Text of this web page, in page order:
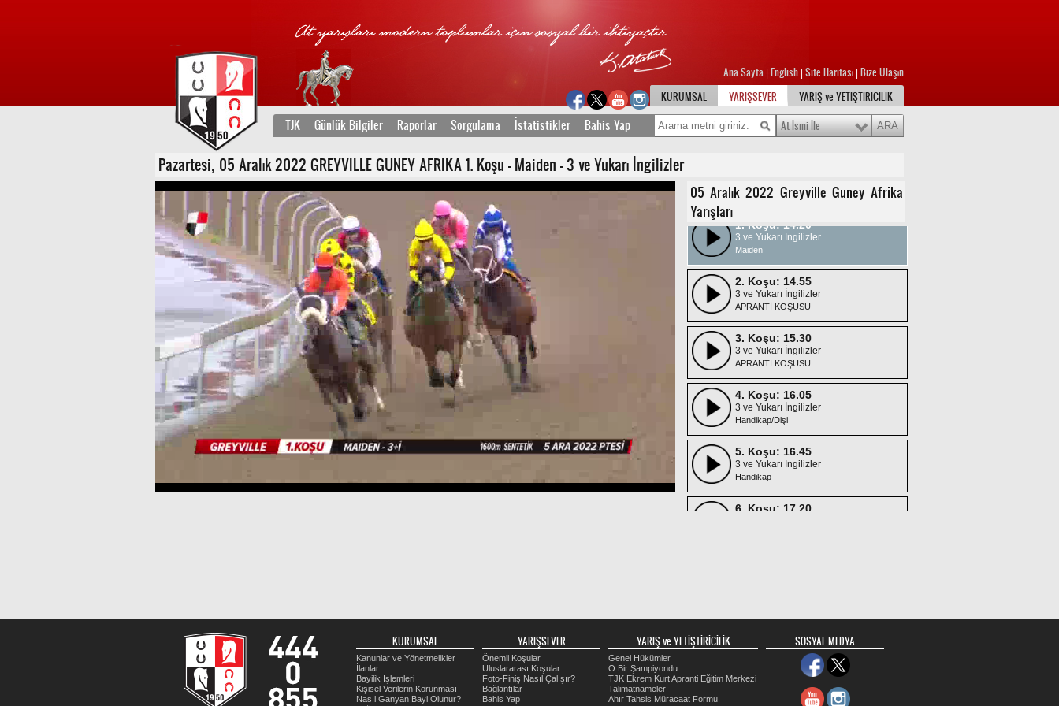
Ana Sayfa English Site Haritası Bize Ulaşın
KURUMSAL
YARIŞSEVER YARIŞ ve YETİŞTİRİCİLİK
TJK Günlük Bilgiler Raporlar Sorgulama İstatistikler Bahis Yap At İsmi İle
Pazartesi, 05 Aralık 2022 GREYVILLE GUNEY AFRIKA 1. Koşu - Maiden - 3 ve Yukarı İngilizler
05 Aralık 2022 Greyville Guney Afrika
Yarışları
1. Koşu: 14.20
3 ve Yukarı İngilizler
Maiden
2. Koşu: 14.55
3 ve Yukarı İngilizler
APRANTİ KOŞUSU
3. Koşu: 15.30
3 ve Yukarı İngilizler
APRANTİ KOŞUSU
4. Koşu: 16.05
3 ve Yukarı İngilizler
Handikap/Dişi
5. Koşu: 16.45
3 ve Yukarı İngilizler
Handikap
6. Koşu: 17.20
KURUMSAL
Kanunlar ve Yönetmelikler
İlanlar
Bayilik İşlemleri
Kişisel Verilerin Korunması
Nasıl Ganyan Bayi Olunur?
YARIŞSEVER
Önemli Koşular
Uluslararası Koşular
Foto-Finiş Nasıl Çalışır?
Bağlantılar
Bahis Yap
YARIŞ ve YETİŞTİRİCİLİK
Genel Hükümler
O Bir Şampiyondu
TJK Ekrem Kurt Apranti Eğitim Merkezi
Talimatnameler
Ahır Tahsis Müracaat Formu
SOSYAL MEDYA